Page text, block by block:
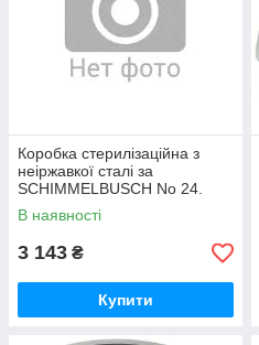
Коробка стерилізаційна з
неіржавкої сталі за
SCHIMMELBUSCH No 24.
Діаметр 390 мм, висота 190
мм
В наявності
3 143 ₴
Купити